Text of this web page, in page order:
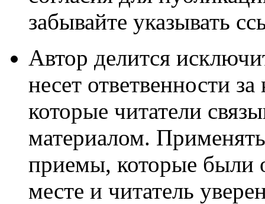
забывайте указывать
Автор делится
несет ответвенности
которые читатели
материалом.
приемы, которые были
месте и читатель